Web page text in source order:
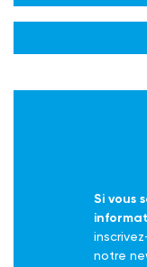
Si vous
notre